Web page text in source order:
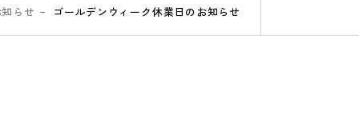
らせ ゴールデンウィーク休業日のお知らせ